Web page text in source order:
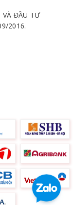
VÀ ĐẦU TƯ
2016.